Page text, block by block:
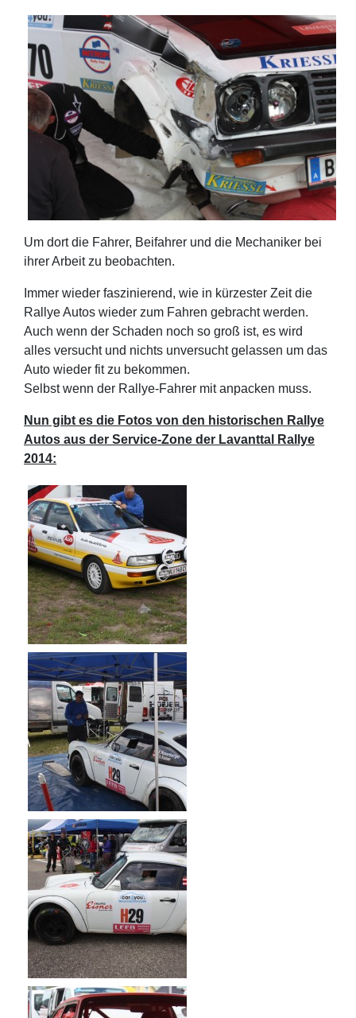
Um dort die Fahrer, Beifahrer und die Mechaniker bei
ihrer Arbeit zu beobachten.
Immer wieder faszinierend, wie in kürzester Zeit die
Rallye Autos wieder zum Fahren gebracht werden.
Auch wenn der Schaden noch so groß ist, es wird
alles versucht und nichts unversucht gelassen um das
Auto wieder fit zu bekommen.
Selbst wenn der Rallye-Fahrer mit anpacken muss.
Nun gibt es die Fotos von den historischen Rallye
Autos aus der Service-Zone der Lavanttal Rallye
2014: